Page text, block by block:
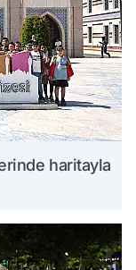
haritayla